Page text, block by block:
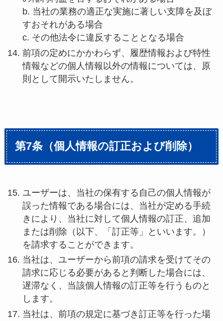
b. 当社の業務の適正な実施に著しい支障を及ぼ
すおそれがある場合
c. その他法令に違反することとなる場合
前項の定めにかかわらず、履歴情報および特性
情報などの個人情報以外の情報については、原
則として開示いたしません。
第7条（個人情報の訂正および削除）
ユーザーは、当社の保有する自己の個人情報が
誤った情報である場合には、当社が定める手続
きにより、当社に対して個人情報の訂正、追加
または削除（以下、「訂正等」といいます。）
を請求することができます。
当社は、ユーザーから前項の請求を受けてその
請求に応じる必要があると判断した場合には、
遅滞なく、当該個人情報の訂正等を行うものと
します。
当社は、前項の規定に基づき訂正等を行った場